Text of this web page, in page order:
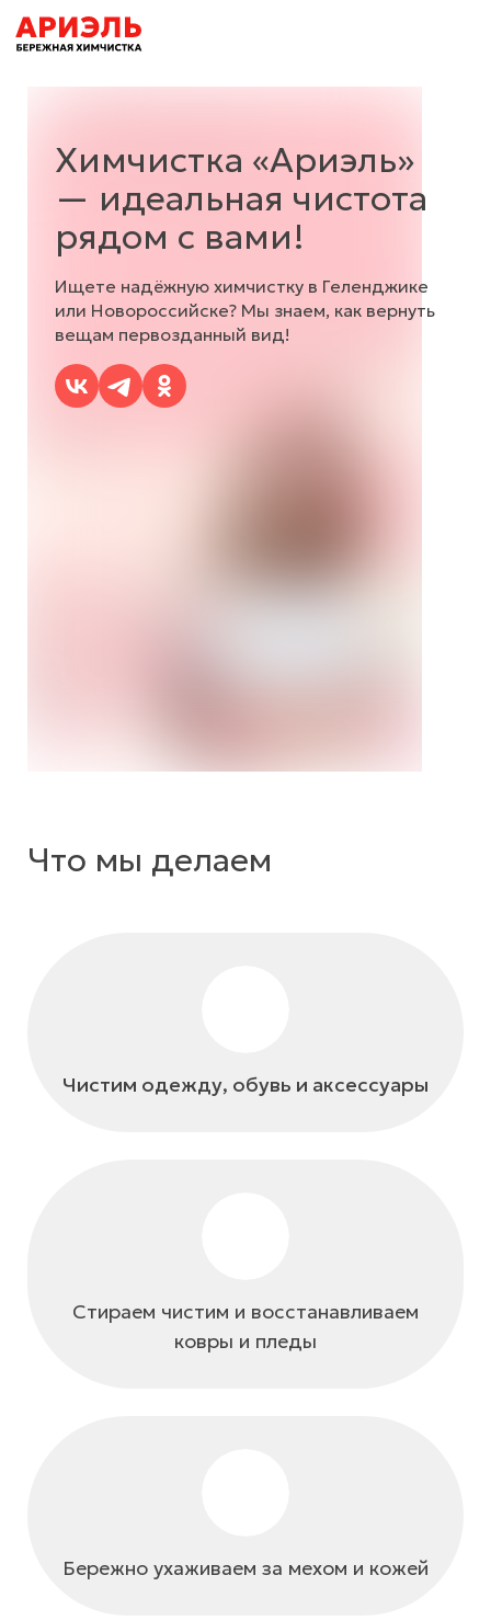
Химчистка «Ариэль»
— идеальная чистота
рядом с вами!
Ищете надёжную химчистку в Геленджике
или Новороссийске? Мы знаем, как вернуть
вещам первозданный вид!
Что мы делаем
Чистим одежду, обувь и аксессуары
Стираем чистим и восстанавливаем
ковры и пледы
Бережно ухаживаем за мехом и кожей